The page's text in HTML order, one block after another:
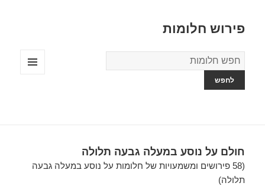
פירוש חלומות
מילון
החלומות
חולם על נוסע במעלה גבעה תלולה
(58 פירושים ומשמעויות של חלומות על נוסע במעלה גבעה
תלולה)